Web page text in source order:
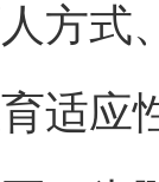
方式
适应